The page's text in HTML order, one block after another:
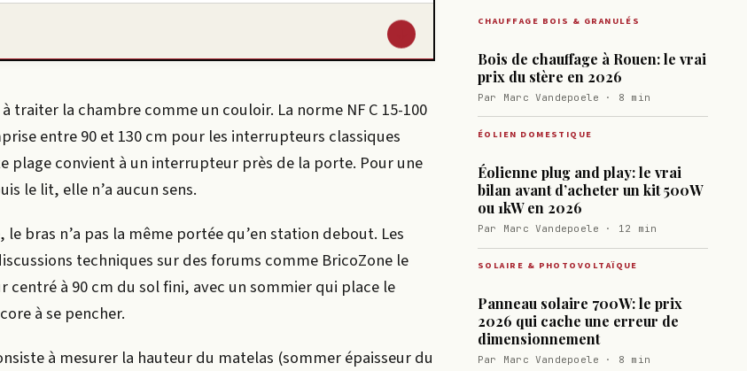
↓
traiter la chambre comme un couloir. La norme NF C 15-100
entre 90 et 130 cm pour les interrupteurs classiques
plage convient à un interrupteur près de la porte. Pour une
le lit, elle n’a aucun sens.
bras n’a pas la même portée qu’en station debout. Les
techniques sur des forums comme BricoZone le
à 90 cm du sol fini, avec un sommier qui place le
à se pencher.
à mesurer la hauteur du matelas (sommer épaisseur du
CHAUFFAGE BOIS & GRANULÉS
Bois de chauffage à Rouen: le vrai
prix du stère en 2026
Par Marc Vandepoele · 8 min
ÉOLIEN DOMESTIQUE
Éolienne plug and play: le vrai
bilan avant d’acheter un kit 500W
ou 1kW en 2026
Par Marc Vandepoele · 12 min
SOLAIRE & PHOTOVOLTAÏQUE
Panneau solaire 700W: le prix
2026 qui cache une erreur de
dimensionnement
Par Marc Vandepoele · 8 min